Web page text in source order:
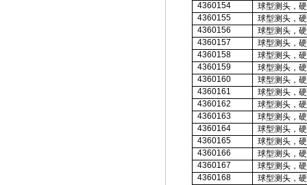
4360154
球型测头，
4360155
球型测头，
4360156
球型测头，
4360157
球型测头，
4360158
球型测头，
4360159
球型测头，
4360160
球型测头，
4360161
球型测头，
4360162
球型测头，
4360163
球型测头，
4360164
球型测头，
4360165
球型测头，
4360166
球型测头，
4360167
球型测头，
4360168
球型测头，